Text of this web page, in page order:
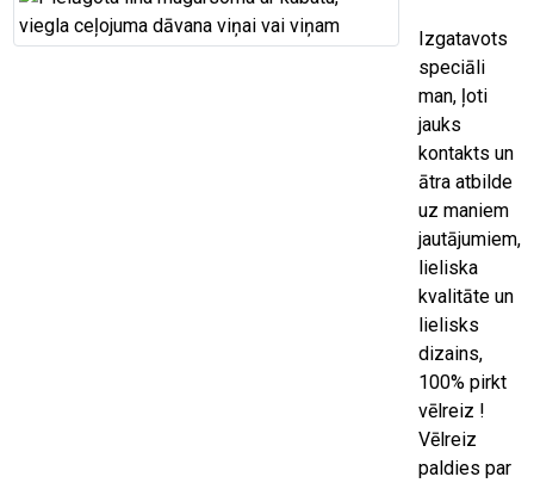
Izgatavots
speciāli
man, ļoti
jauks
kontakts un
ātra atbilde
uz maniem
jautājumiem,
lieliska
kvalitāte un
lielisks
dizains,
100% pirkt
vēlreiz !
Vēlreiz
paldies par